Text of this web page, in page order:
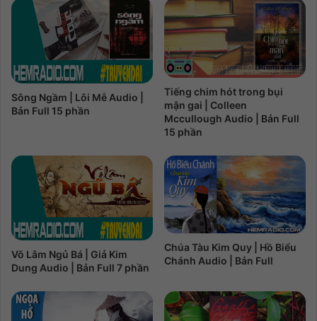
Sông Ngầm | Lôi Mễ Audio |
Bản Full 15 phần
Tiếng chim hót trong bụi
mận gai | Colleen
Mccullough Audio | Bản Full
15 phần
Võ Lâm Ngủ Bá | Giả Kim
Dung Audio | Bản Full 7 phần
Chúa Tàu Kim Quy | Hồ Biểu
Chánh Audio | Bản Full